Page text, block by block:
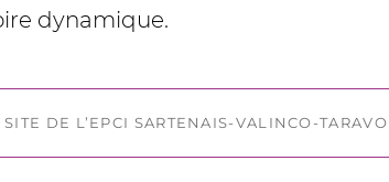
dynamique.
SITE DE L’EPCI SARTENAIS-VALINCO-TARAVO